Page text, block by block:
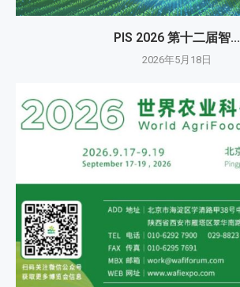
PIS 2026 第十二届智...
2026年5月18日